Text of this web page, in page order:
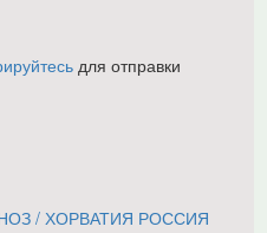
для отправки